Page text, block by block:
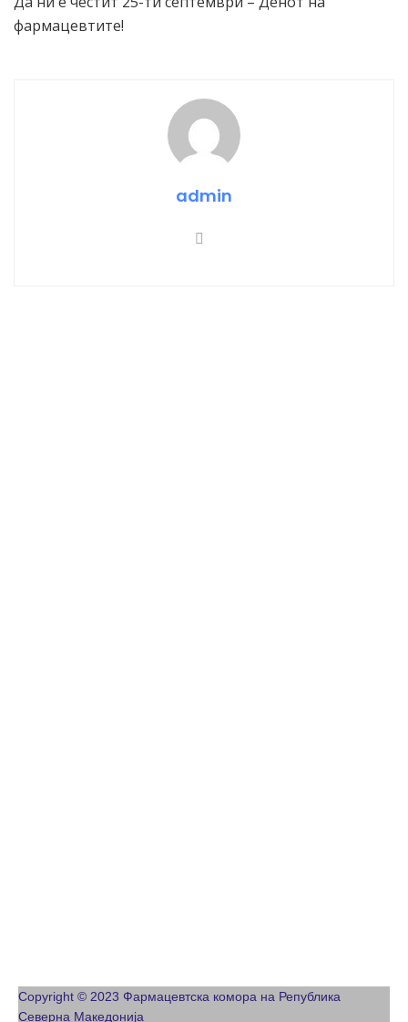
фармацевтите!
admin
Copyright © 2023 Фармацевтска комора на Република
Северна Македонија